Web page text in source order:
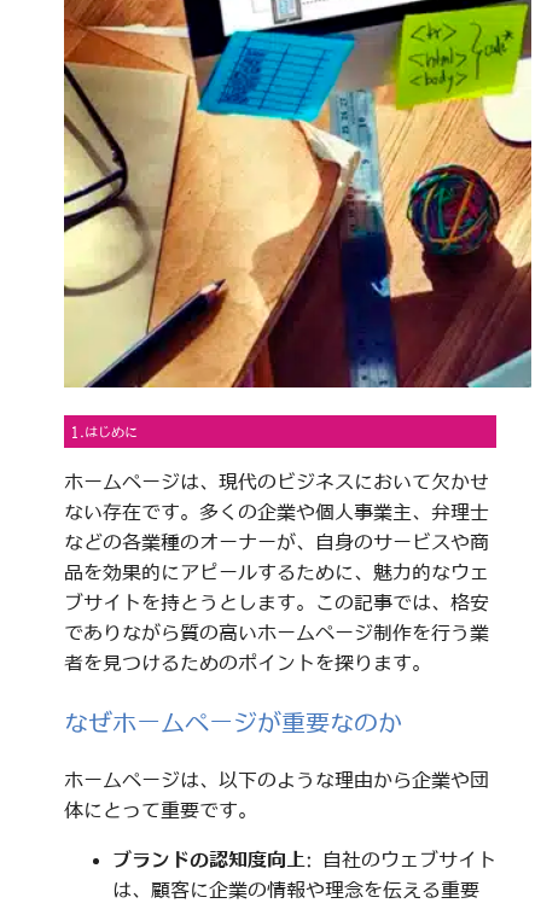
1.はじめに
ホームページは、現代のビジネスにおいて欠かせ
ない存在です。多くの企業や個人事業主、弁理士
などの各業種のオーナーが、自身のサービスや商
品を効果的にアピールするために、魅力的なウェ
ブサイトを持とうとします。この記事では、格安
でありながら質の高いホームページ制作を行う業
者を見つけるためのポイントを探ります。
なぜホームページが重要なのか
ホームページは、以下のような理由から企業や団
体にとって重要です。
ブランドの認知度向上: 自社のウェブサイト
は、顧客に企業の情報や理念を伝える重要